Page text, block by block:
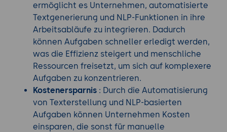
ermöglicht es Unternehmen, automatisierte
Textgenerierung und NLP-Funktionen in ihre
Arbeitsabläufe zu integrieren. Dadurch
können Aufgaben schneller erledigt werden,
was die Effizienz steigert und menschliche
Ressourcen freisetzt, um sich auf komplexere
Aufgaben zu konzentrieren.
Kostenersparnis: Durch die Automatisierung
von Texterstellung und NLP-basierten
Aufgaben können Unternehmen Kosten
einsparen, die sonst für manuelle